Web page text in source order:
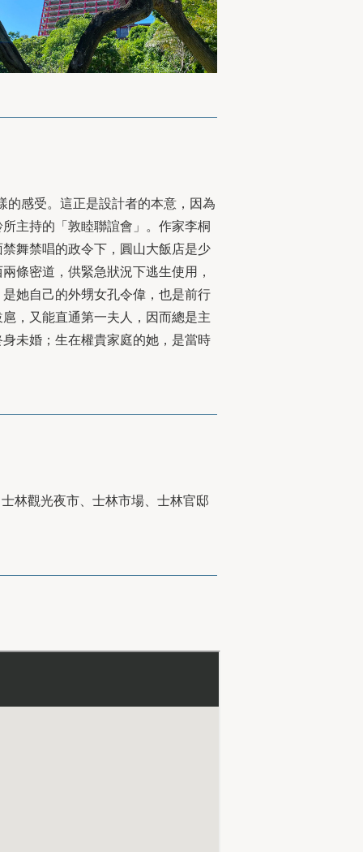
感受。這正是設計者的本意，因為
主持的「敦睦聯誼會」。作家李桐
舞禁唱的政令下，圓⼭⼤飯店是少
條密道，供緊急狀況下逃⽣使⽤，
她⾃⼰的外甥女孔令偉，也是前⾏
，⼜能直通第⼀夫⼈，因⽽總是主
未婚；⽣在權貴家庭的她，是當時
林觀光夜市、士林市場、士林官邸